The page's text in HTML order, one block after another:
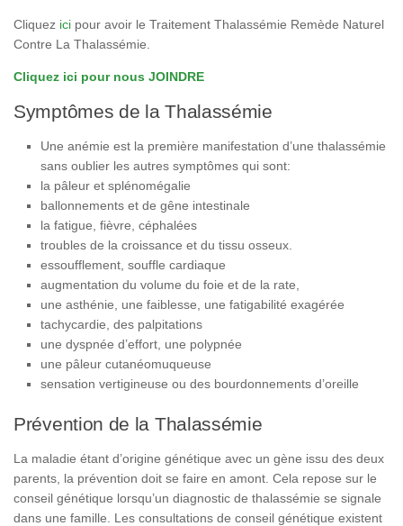
Cliquez ici pour avoir le Traitement Thalassémie Remède Naturel
Contre La Thalassémie.
Cliquez ici pour nous JOINDRE
Symptômes de la Thalassémie
Une anémie est la première manifestation d’une thalassémie
sans oublier les autres symptômes qui sont:
la pâleur et splénomégalie
ballonnements et de gêne intestinale
la fatigue, fièvre, céphalées
troubles de la croissance et du tissu osseux.
essoufflement, souffle cardiaque
augmentation du volume du foie et de la rate,
une asthénie, une faiblesse, une fatigabilité exagérée
tachycardie, des palpitations
une dyspnée d’effort, une polypnée
une pâleur cutanéomuqueuse
sensation vertigineuse ou des bourdonnements d’oreille
Prévention de la Thalassémie
La maladie étant d’origine génétique avec un gène issu des deux
parents, la prévention doit se faire en amont. Cela repose sur le
conseil génétique lorsqu’un diagnostic de thalassémie se signale
dans une famille. Les consultations de conseil génétique existent